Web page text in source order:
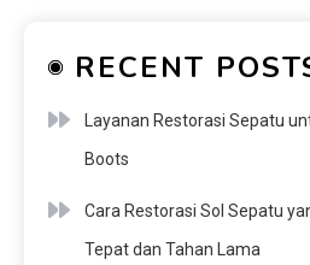
RECENT
Layanan Restorasi Sepatu
Boots
Cara Restorasi Sol Sepatu
Tepat dan Tahan Lama